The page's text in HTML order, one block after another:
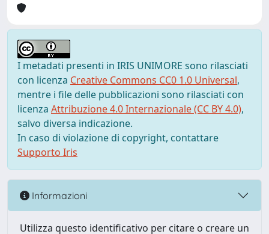
I metadati presenti in IRIS UNIMORE sono rilasciati
con licenza Creative Commons CC0 1.0 Universal,
mentre i file delle pubblicazioni sono rilasciati con
licenza Attribuzione 4.0 Internazionale (CC BY 4.0),
salvo diversa indicazione.
In caso di violazione di copyright, contattare
Supporto Iris
Informazioni
Utilizza questo identificativo per citare o creare un